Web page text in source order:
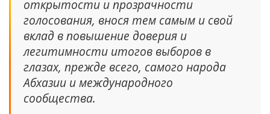
открытости и прозрачности
голосования, внося тем самым и свой
вклад в повышение доверия и
легитимности итогов выборов в
глазах, прежде всего, самого народа
Абхазии и международного
сообщества.